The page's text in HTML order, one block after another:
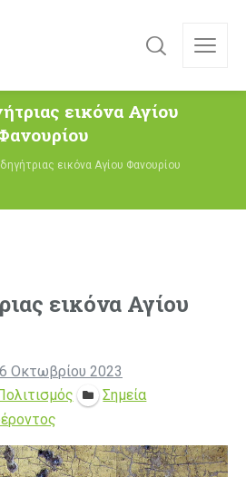
εικόνα Αγίου
εικόνα Αγίου Φανουρίου
εικόνα Αγίου
Οκτωβρίου 2023
Σημεία